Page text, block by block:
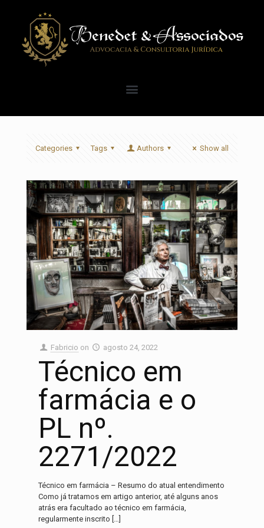
Categories Tags Authors Show all
Fabricio on agosto 24, 2022
Técnico em
farmácia e o
PL nº.
2271/2022
Técnico em farmácia – Resumo do atual entendimento
Como já tratamos em artigo anterior, até alguns anos
atrás era facultado ao técnico em farmácia,
regularmente inscrito […]